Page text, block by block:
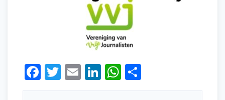
F
a
T
w
E
m
Li
n
W
h el